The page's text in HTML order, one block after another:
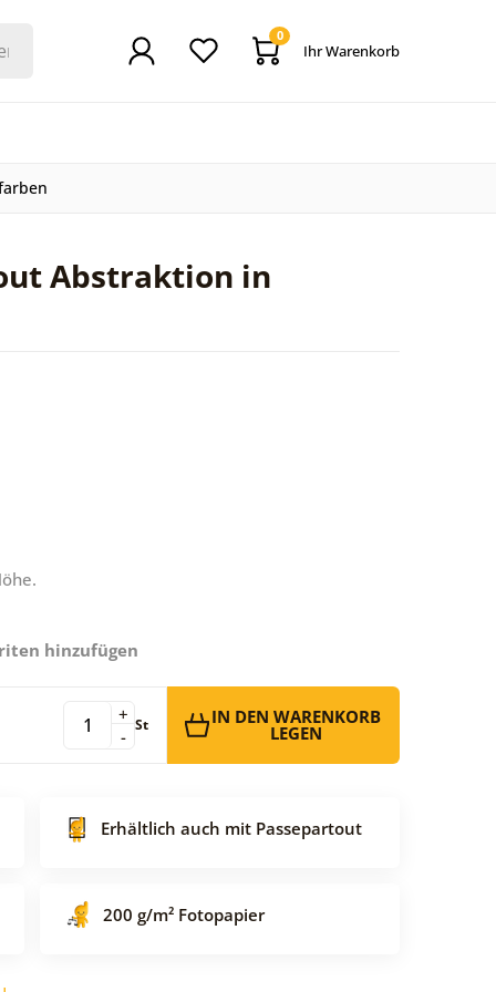
0
Ihr Warenkorb
Abstraktion in
hinzufügen
-
+ St IN DEN WARENKORB
LEGEN
Erhältlich auch mit Passepartout
200 g/m² Fotopapier